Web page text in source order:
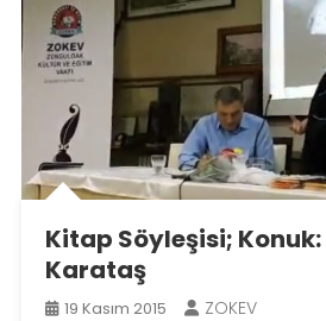
Kitap Söyleşisi;
Karataş
19 Kasım 2015
ZOKEV